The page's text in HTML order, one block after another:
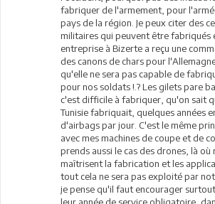
fabriquer de l'armement, pour
pays de la région. Je peux citer des
militaires qui peuvent être fabriqués
entreprise à Bizerte a reçu une
des canons de chars pour
qu'elle ne sera pas capable de
pour nos soldats !.? Les gilets pare
c'est difficile à fabriquer, qu'on sait
Tunisie fabriquait, quelques années
d'airbags par jour. C'est le même
avec mes machines de coupe et de
prends aussi le cas des drones, là où
maîtrisent la fabrication et les
tout cela ne sera pas exploité par
je pense qu'il faut encourager